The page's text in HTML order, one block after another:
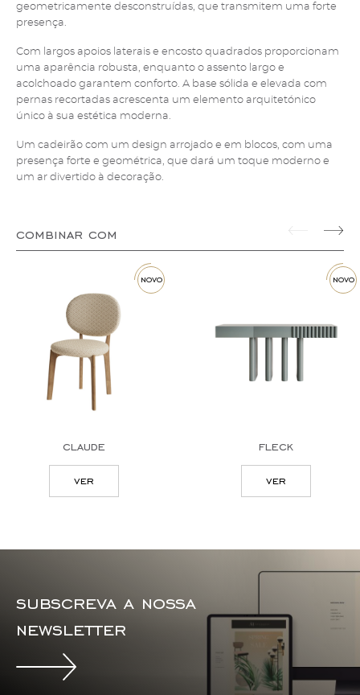
geometricamente desconstruídas, que transmitem uma forte
presença.
Com largos apoios laterais e encosto quadrados proporcionam
uma aparência robusta, enquanto o assento largo e
acolchoado garantem conforto. A base sólida e elevada com
pernas recortadas acrescenta um elemento arquitetónico
único à sua estética moderna.
Um cadeirão com um design arrojado e em blocos, com uma
presença forte e geométrica, que dará um toque moderno e
um ar divertido à decoração.
combinar com
novo
claude
ver
novo
fleck
ver
subscreva a nossa
newsletter